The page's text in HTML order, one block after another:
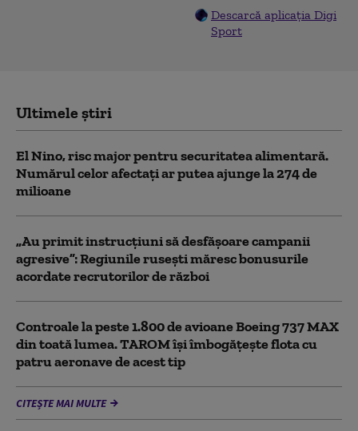
Descarcă aplicația Digi
Sport
Ultimele știri
El Nino, risc major pentru securitatea alimentară.
Numărul celor afectați ar putea ajunge la 274 de
milioane
„Au primit instrucțiuni să desfășoare campanii
agresive”: Regiunile rusești măresc bonusurile
acordate recrutorilor de război
Controale la peste 1.800 de avioane Boeing 737 MAX
din toată lumea. TAROM își îmbogățește flota cu
patru aeronave de acest tip
CITEȘTE MAI MULTE